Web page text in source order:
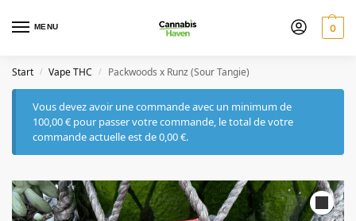
MENU 0
Start / Vape THC / Packwoods x Runz (Sour Tangie)
Vous devez avoir une commande avec un minimum de
100,00€ pour passer votre commande, le total de votre
commande actuelle est de0,00€.